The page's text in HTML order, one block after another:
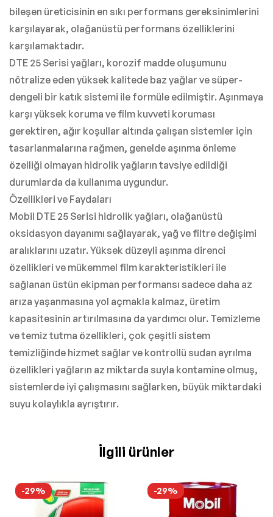
bileşen üreticisinin en sıkı performans gereksinimlerini
karşılayarak, olağanüstü performans özelliklerini
karşılamaktadır.
DTE 25 Serisi yağları, korozif madde oluşumunu
nötralize eden yüksek kalitede baz yağlar ve süper-
dengeli bir katık sistemi ile formüle edilmiştir. Aşınmaya
karşı yüksek koruma ve film kuvveti koruması
gerektiren, ağır koşullar altında çalışan sistemler için
tasarlanmalarına rağmen, genelde aşınma önleme
özelliği olmayan hidrolik yağların tavsiye edildiği
durumlarda da kullanıma uygundur.
Özellikleri ve Faydaları
Mobil DTE 25 Serisi hidrolik yağları, olağanüstü
oksidasyon dayanımı sağlayarak, yağ ve filtre değişimi
aralıklarını uzatır. Yüksek düzeyli aşınma direnci
özellikleri ve mükemmel film karakteristikleri ile
sağlanan üstün ekipman performansı sadece daha az
arıza yaşanmasına yol açmakla kalmaz, üretim
kapasitesinin artırılmasına da yardımcı olur. Temizleme
ve temiz tutma özellikleri, çok çeşitli sistem
temizliğinde hizmet sağlar ve kontrollü sudan ayrılma
özellikleri yağların az miktarda suyla kontamine olmuş,
sistemlerde iyi çalışmasını sağlarken, büyük miktardaki
suyu kolaylıkla ayrıştırır.
İlgili ürünler
-29% -29%